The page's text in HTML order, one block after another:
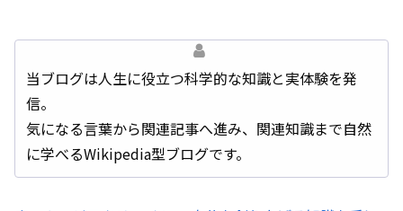
当ブログは人生に役立つ科学的な知識と実体験を発
信。
気になる言葉から関連記事へ進み、関連知識まで自然
に学べるWikipedia型ブログです。